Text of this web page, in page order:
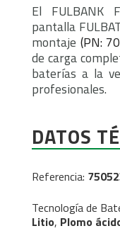
El FULBANK
pantalla
montaje (PN:
de carga
baterías a la
profesionales.
DATOS
Referencia:
Tecnología de
Litio, Plomo